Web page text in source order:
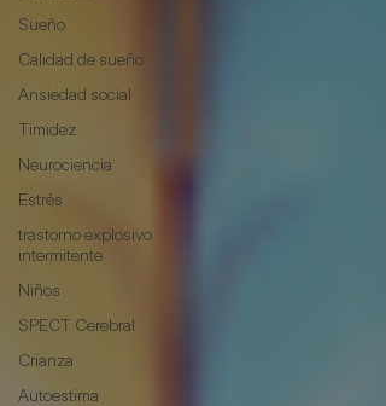
Sueño
Calidad de sueño
Ansiedad social
Timidez
Neurociencia
Estrés
trastorno explosivo
intermitente
Niños
SPECT Cerebral
Crianza
Autoestima